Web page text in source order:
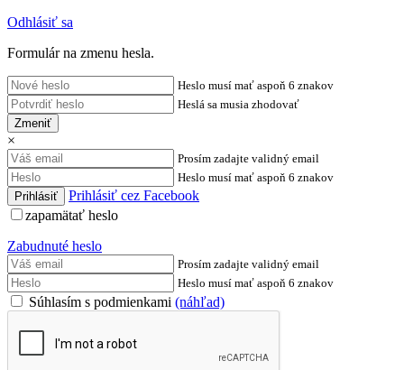
Odhlásiť sa
Formulár na zmenu hesla.
Heslo musí mať aspoň 6 znakov
Heslá sa musia zhodovať
Zmeniť
×
Prosím zadajte validný email
Heslo musí mať aspoň 6 znakov
Prihlásiť cez Facebook
zapamätať heslo
Zabudnuté heslo
Prosím zadajte validný email
Heslo musí mať aspoň 6 znakov
Súhlasím s podmienkami (náhľad)